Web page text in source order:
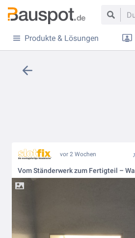
Produkte & Lösungen
vor 2 Wochen